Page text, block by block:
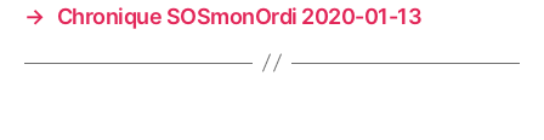
→ Chronique SOSmonOrdi 2020-01-13